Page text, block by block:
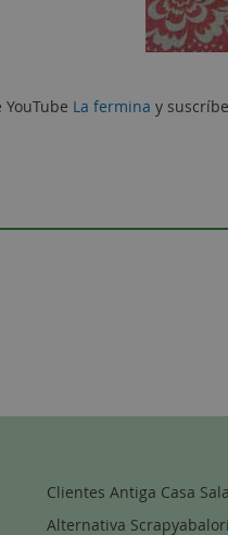
La fermina y
Clientes Antiga Casa Sala
Alternativa